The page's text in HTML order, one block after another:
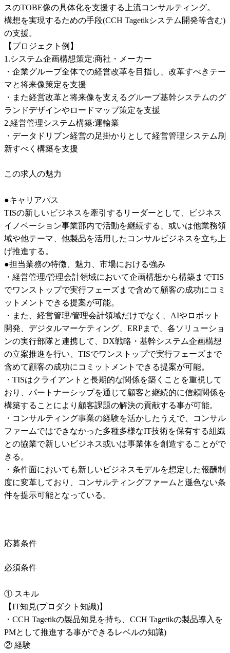
スのTOBE像の具体化を支援する上流コンサルティング。
構想を実現するための手段(CCH Tagetikシステム開発等含む)
の支援。
【プロジェクト例】
1.システム企画構想策定:商社・メーカー
・企業グループ全体での経営改革を目指し、改革すべきテー
マと将来像策定を支援
・また経営改革と将来像を支えるグループ基幹システムのグ
ランドデザインやロードマップ策定を支援
2.経営管理システム構築:運輸業
・データドリブン経営の足掛かりとして経営管理システム刷
新すべく構築を支援
この求人の魅力
●キャリアパス
TISの新しいビジネスを牽引するリーダーとして、ビジネス
イノベーション事業部内で活動を継続する、或いは他業務領
域や他テーマ、他製品を活用したコンサルビジネスを立ち上
げ推進する。
●担当業務の特徴、魅力、市場における強み
・経営管理/管理会計領域において企画構想から構築までTIS
でワンストップで実行フェーズまで含めて顧客の成功にコミ
ットメントできる提案が可能。
・また、経営管理/管理会計領域だけでなく、AIやロボット
開発、デジタルマーケティング、ERPまで、各ソリューショ
ンの実行部隊と連携して、DX戦略・基幹システム企画構想
の立案推進を行い、TISでワンストップで実行フェーズまで
含めて顧客の成功にコミットメントできる提案が可能。
・TISはクライアントと長期的な関係を築くことを重視して
おり、パートナーシップを通じて顧客と継続的に信頼関係を
構築することにより顧客課題の解決の貢献する事が可能。
・コンサルティング事業の経験を活かしたうえで、コンサル
ファームではできなかった多種多様なIT技術を保有する組織
との協業で新しいビジネス或いは事業体を創造することがで
きる。
・条件面においても新しいビジネスモデルを想定した報酬制
度に変革しており、コンサルティングファームと遜色ない条
件を提示可能となっている。
応募条件
必須条件
① スキル
【IT知見(プロダクト知識)】
・CCH Tagetikの製品知見を持ち、CCH Tagetikの製品導入を
PMとして推進する事ができるレベルの知識)
② 経験